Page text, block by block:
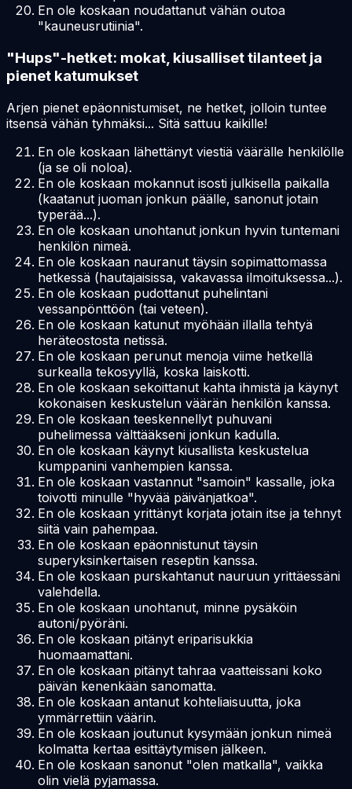
En ole koskaan noudattanut vähän outoa
"kauneusrutiinia".
"Hups"-hetket: mokat, kiusalliset tilanteet ja
pienet katumukset
Arjen pienet epäonnistumiset, ne hetket, jolloin tuntee
itsensä vähän tyhmäksi... Sitä sattuu kaikille!
En ole koskaan lähettänyt viestiä väärälle henkilölle
(ja se oli noloa).
En ole koskaan mokannut isosti julkisella paikalla
(kaatanut juoman jonkun päälle, sanonut jotain
typerää...).
En ole koskaan unohtanut jonkun hyvin tuntemani
henkilön nimeä.
En ole koskaan nauranut täysin sopimattomassa
hetkessä (hautajaisissa, vakavassa ilmoituksessa...).
En ole koskaan pudottanut puhelintani
vessanpönttöön (tai veteen).
En ole koskaan katunut myöhään illalla tehtyä
heräteostosta netissä.
En ole koskaan perunut menoja viime hetkellä
surkealla tekosyyllä, koska laiskotti.
En ole koskaan sekoittanut kahta ihmistä ja käynyt
kokonaisen keskustelun väärän henkilön kanssa.
En ole koskaan teeskennellyt puhuvani
puhelimessa välttääkseni jonkun kadulla.
En ole koskaan käynyt kiusallista keskustelua
kumppanini vanhempien kanssa.
En ole koskaan vastannut "samoin" kassalle, joka
toivotti minulle "hyvää päivänjatkoa".
En ole koskaan yrittänyt korjata jotain itse ja tehnyt
siitä vain pahempaa.
En ole koskaan epäonnistunut täysin
superyksinkertaisen reseptin kanssa.
En ole koskaan purskahtanut nauruun yrittäessäni
valehdella.
En ole koskaan unohtanut, minne pysäköin
autoni/pyöräni.
En ole koskaan pitänyt eriparisukkia
huomaamattani.
En ole koskaan pitänyt tahraa vaatteissani koko
päivän kenenkään sanomatta.
En ole koskaan antanut kohteliaisuutta, joka
ymmärrettiin väärin.
En ole koskaan joutunut kysymään jonkun nimeä
kolmatta kertaa esittäytymisen jälkeen.
En ole koskaan sanonut "olen matkalla", vaikka
olin vielä pyjamassa.